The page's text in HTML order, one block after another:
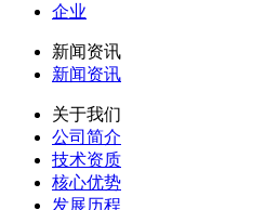
企业
新闻资讯
新闻资讯
关于我们
公司简介
技术资质
核心优势
发展历程